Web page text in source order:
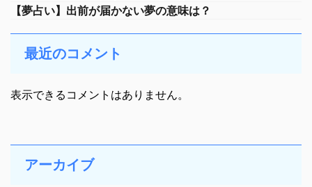
【夢占い】出前が届かない夢の意味は？
最近のコメント
表示できるコメントはありません。
アーカイブ